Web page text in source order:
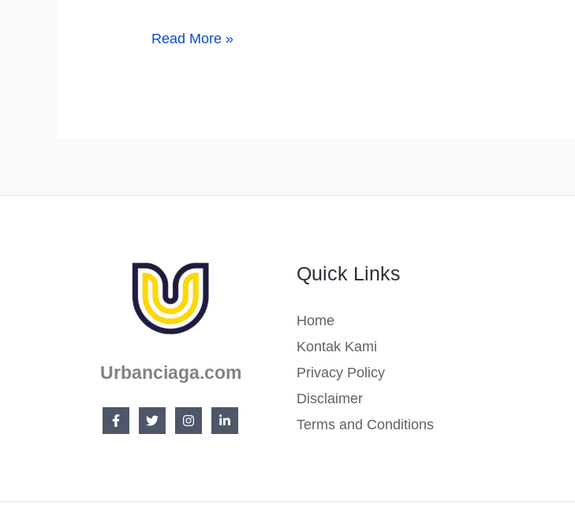
√Ide
TERBARU
Read More »
Urbanciaga.com
Quick Links
Home
Kontak Kami
Privacy Policy
Disclaimer
Terms and Conditions